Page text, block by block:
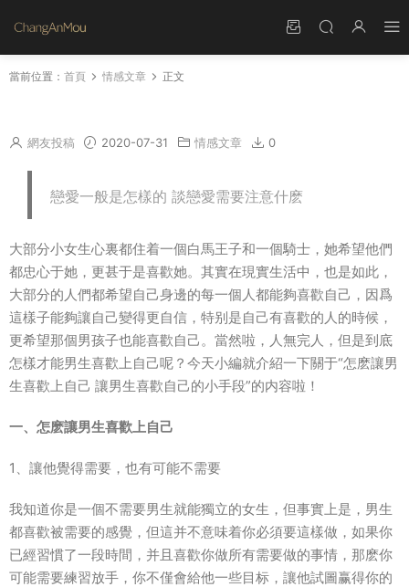
當前位置： 首頁 情感文章 正文
網友投稿 2020-07-31 情感文章 0
戀愛一般是怎樣的 談戀愛需要注意什麽
大部分小女生心裏都住着一個白馬王子和一個騎士，她希望他們
都忠心于她，更甚于是喜歡她。其實在現實生活中，也是如此，
大部分的人們都希望自己身邊的每一個人都能夠喜歡自己，因爲
這樣子能夠讓自己變得更自信，特别是自己有喜歡的人的時候，
更希望那個男孩子也能喜歡自己。當然啦，人無完人，但是到底
怎樣才能男生喜歡上自己呢？今天小編就介紹一下關于“怎麽讓男
生喜歡上自己 讓男生喜歡自己的小手段”的内容啦！
一、怎麽讓男生喜歡上自己
1、讓他覺得需要，也有可能不需要
我知道你是一個不需要男生就能獨立的女生，但事實上是，男生
都喜歡被需要的感覺，但這并不意味着你必須要這樣做，如果你
已經習慣了一段時間，并且喜歡你做所有需要做的事情，那麽你
可能需要練習放手，你不僅會給他一些目标，讓他試圖赢得你的